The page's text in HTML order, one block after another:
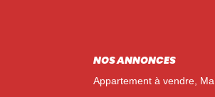
NOS ANNONCES
Appartement à vendre,